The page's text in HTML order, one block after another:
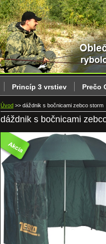
Úvod >> dáždnik s bočnicami zebco storm
dáždnik s bočnicami
Princíp 3 vrstiev Prečo